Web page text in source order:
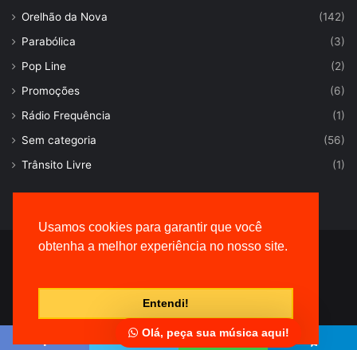
Usamos cookies para garantir que você
obtenha a melhor experiência no nosso site.
Entendi!
Olá, peça sua música aqui!
Orelhão da Nova
(142)
Parabólica
(3)
Pop Line
(2)
Promoções
(6)
Rádio Frequência
(1)
Sem categoria
(56)
Trânsito Livre
(1)